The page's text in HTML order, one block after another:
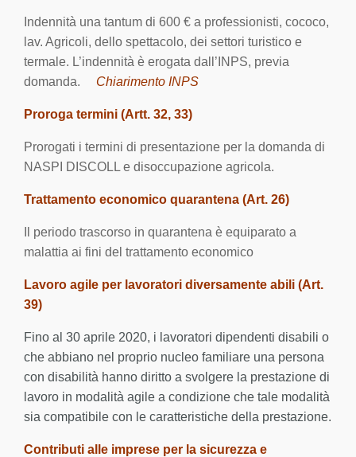
Indennità una tantum di 600 € a professionisti, cococo,
lav. Agricoli, dello spettacolo, dei settori turistico e
termale. L’indennità è erogata dall’INPS, previa
domanda. Chiarimento INPS
Proroga termini (Artt. 32, 33)
Prorogati i termini di presentazione per la domanda di
NASPI DISCOLL e disoccupazione agricola.
Trattamento economico quarantena (Art. 26)
Il periodo trascorso in quarantena è equiparato a
malattia ai fini del trattamento economico
Lavoro agile per lavoratori diversamente abili (Art.
39)
Fino al 30 aprile 2020, i lavoratori dipendenti disabili o
che abbiano nel proprio nucleo familiare una persona
con disabilità hanno diritto a svolgere la prestazione di
lavoro in modalità agile a condizione che tale modalità
sia compatibile con le caratteristiche della prestazione.
Contributi alle imprese per la sicurezza e